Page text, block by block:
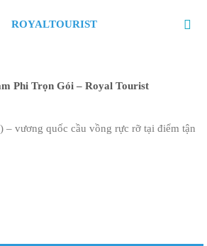
Phi Trọn Gói – Royal Tourist
– vương quốc cầu vồng rực rỡ tại điểm tận